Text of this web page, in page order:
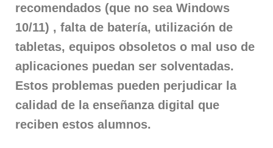
recomendados (que no sea Windows
10/11) , falta de batería, utilización de
tabletas, equipos obsoletos o mal uso de
aplicaciones puedan ser solventadas.
Estos problemas pueden perjudicar la
calidad de la enseñanza digital que
reciben estos alumnos.